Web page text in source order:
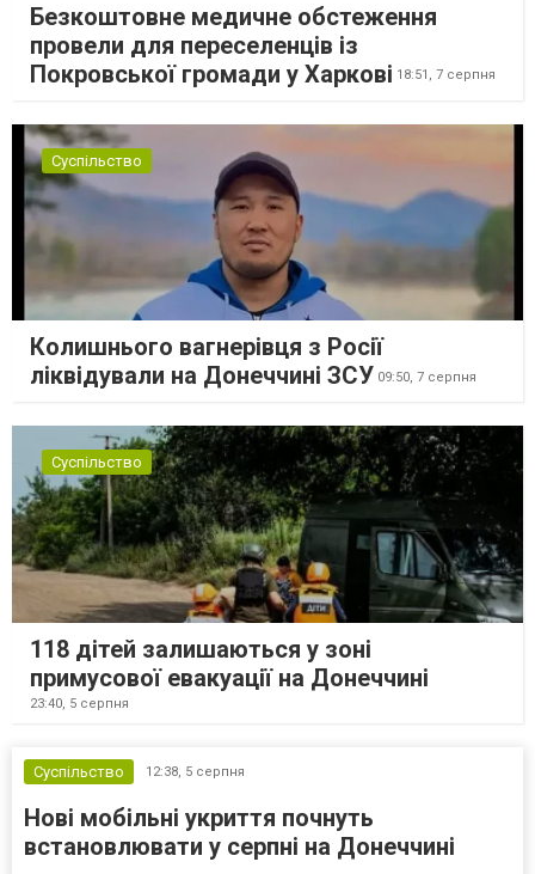
Безкоштовне медичне обстеження
провели для переселенців із
Покровської громади у Харкові 18:51, 7 серпня
Суспільство
Колишнього вагнерівця з Росії
ліквідували на Донеччині ЗСУ 09:50, 7 серпня
Суспільство
118 дітей залишаються у зоні
примусової евакуації на Донеччині
23:40, 5 серпня
Суспільство 12:38, 5 серпня
Нові мобільні укриття почнуть
встановлювати у серпні на Донеччині